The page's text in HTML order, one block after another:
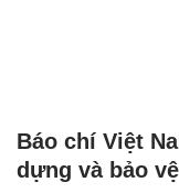
Báo chí Việt
dựng và bảo